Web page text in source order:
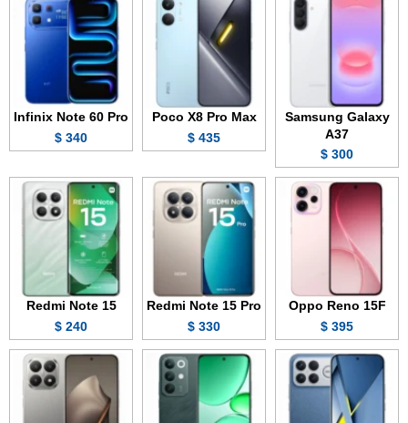
Samsung Galaxy
A37
300 $
Poco X8 Pro Max
435 $
Infinix Note 60 Pro
340 $
Oppo Reno 15F
395 $
Redmi Note 15 Pro
330 $
Redmi Note 15
240 $